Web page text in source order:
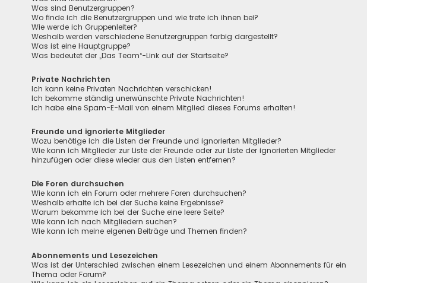
Was sind Benutzergruppen?
Wo finde ich die Benutzergruppen und wie trete ich ihnen bei?
Wie werde ich Gruppenleiter?
Weshalb werden verschiedene Benutzergruppen farbig dargestellt?
Was ist eine Hauptgruppe?
Was bedeutet der „Das Team“-Link auf der Startseite?
Private Nachrichten
Ich kann keine Privaten Nachrichten verschicken!
Ich bekomme ständig unerwünschte Private Nachrichten!
Ich habe eine Spam-E-Mail von einem Mitglied dieses Forums erhalten!
Freunde und ignorierte Mitglieder
Wozu benötige ich die Listen der Freunde und ignorierten Mitglieder?
Wie kann ich Mitglieder zur Liste der Freunde oder zur Liste der ignorierten Mitglieder
hinzufügen oder diese wieder aus den Listen entfernen?
Die Foren durchsuchen
Wie kann ich ein Forum oder mehrere Foren durchsuchen?
Weshalb erhalte ich bei der Suche keine Ergebnisse?
Warum bekomme ich bei der Suche eine leere Seite?
Wie kann ich nach Mitgliedern suchen?
Wie kann ich meine eigenen Beiträge und Themen finden?
Abonnements und Lesezeichen
Was ist der Unterschied zwischen einem Lesezeichen und einem Abonnements für ein
Thema oder Forum?